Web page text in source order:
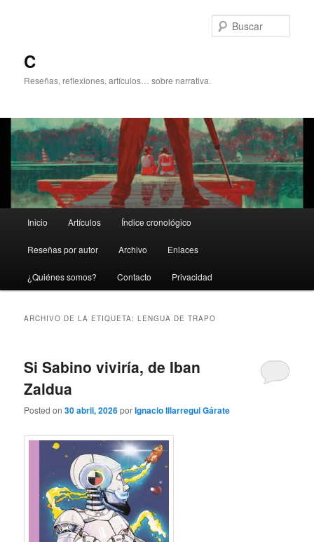
C
Reseñas, reflexiones, artículos… sobre narrativa.
principal
Inicio Artículos Índice cronológico
Reseñas por autor Archivo Enlaces
¿Quiénes somos? Contacto Privacidad
ARCHIVO DE LA ETIQUETA:LENGUA DE TRAPO
Si Sabino viviría, de Iban
Zaldua
Posted on30 abril, 2026porIgnacio Illarregui Gárate